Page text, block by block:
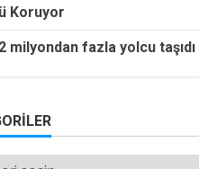
Koruyor
milyondan fazla yolcu taşıdı